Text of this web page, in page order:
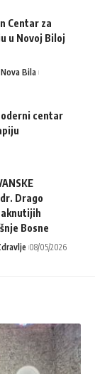
Centar za
u Novoj Biloj
Bila
centar
Drago
Bosne
08/05/2026